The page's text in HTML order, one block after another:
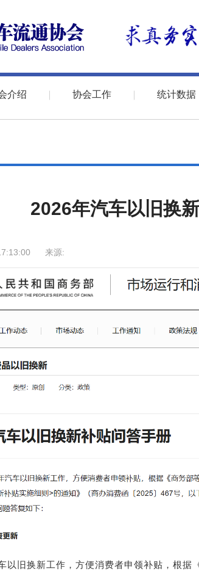
介绍 协会工作 统计数据
2026年汽车以旧换
来源:
以旧换新工作，方便消费者申领补贴，根